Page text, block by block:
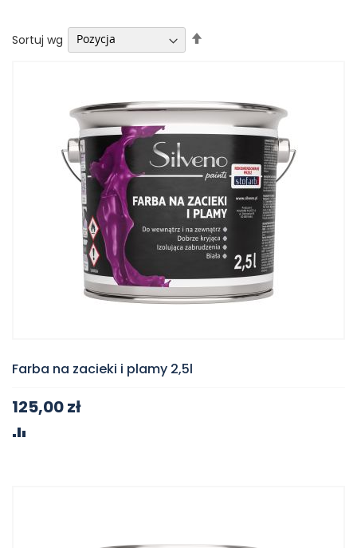
Sortuj wg
Farba na zacieki i plamy 2,5l
125,00 zł